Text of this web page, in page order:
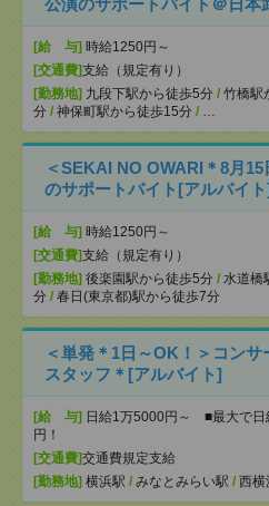
公演のサポートバイト＠日本
[給 与] 時給1250円～
[交通費]支給（規定有り）
[勤務地] 九段下駅から徒歩5分 / 竹橋駅
分 / 神保町駅から徒歩15分 / …
＜SEKAI NO OWARI＊8月
のサポートバイト[アルバイ
[給 与] 時給1250円～
[交通費]支給（規定有り）
[勤務地] 後楽園駅から徒歩5分 / 水道橋
分 / 春日(東京都)駅から徒歩7分
＜単発＊1日～OK！＞コン
スタッフ＊[アルバイト]
[給 与] 日給1万5000円～ ■最大で日
円！
[交通費]交通費規定支給
[勤務地] 横浜駅 / みなとみらい駅 / 西横